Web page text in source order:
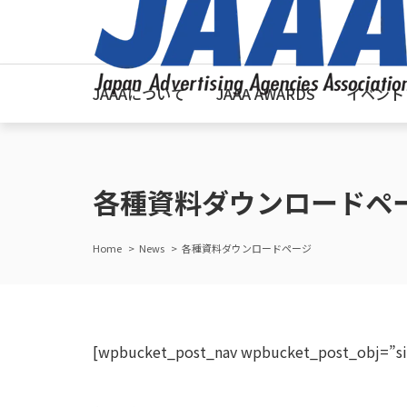
JAAAについて JAAA AWARDS イベン
各種資料ダウンロードペ
Home News 各種資料ダウンロードページ
[wpbucket_post_nav